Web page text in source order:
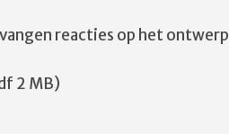
reacties op het ontwerp
2 MB)